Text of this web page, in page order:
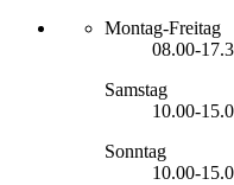
Montag-Freitag
08.00-
Samstag
10.00-
Sonntag
10.00-